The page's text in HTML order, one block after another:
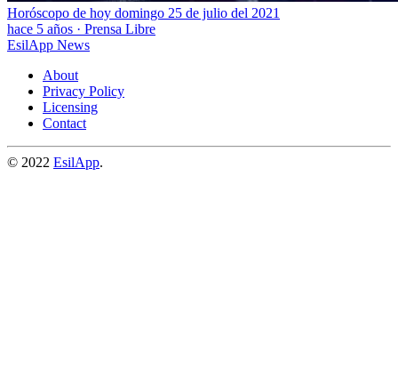
Horóscopo de hoy domingo 25 de julio del 2021
hace 5 años · Prensa Libre
EsilApp News
About
Privacy Policy
Licensing
Contact
© 2022 EsilApp.